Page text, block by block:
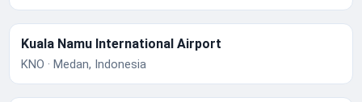
Kuala Namu International Airport
KNO · Medan, Indonesia